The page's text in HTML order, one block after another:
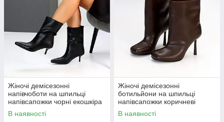
Жіночі демісезонні
напівчоботи на шпильці
напівсапожки чорні екошкіра
В наявності
Жіночі демісезонні
ботильйони на шпильці
напівсапожки коричневі
екошкіра
В наявності